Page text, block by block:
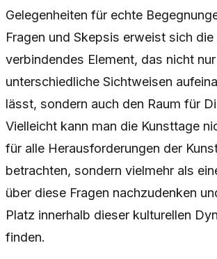
Gelegenheiten für echte
Fragen und Skepsis erweist sich die
verbindendes Element, das nicht nur
unterschiedliche Sichtweisen
lässt, sondern auch den Raum für
Vielleicht kann man die Kunsttage
für alle Herausforderungen der
betrachten, sondern vielmehr als
über diese Fragen nachzudenken
Platz innerhalb dieser kulturellen
finden.